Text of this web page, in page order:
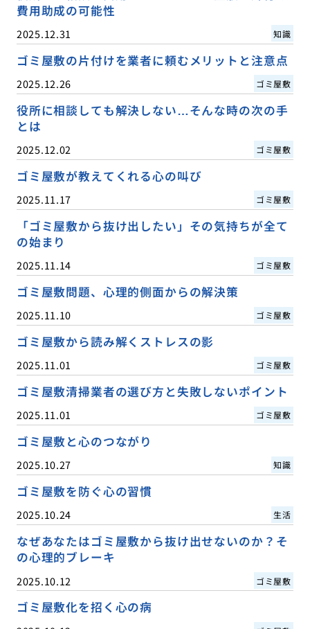
費用助成の可能性
2025.12.31 知識
ゴミ屋敷の片付けを業者に頼むメリットと注意点
2025.12.26 ゴミ屋敷
役所に相談しても解決しない…そんな時の次の手
とは
2025.12.02 ゴミ屋敷
ゴミ屋敷が教えてくれる心の叫び
2025.11.17 ゴミ屋敷
「ゴミ屋敷から抜け出したい」その気持ちが全て
の始まり
2025.11.14 ゴミ屋敷
ゴミ屋敷問題、心理的側面からの解決策
2025.11.10 ゴミ屋敷
ゴミ屋敷から読み解くストレスの影
2025.11.01 ゴミ屋敷
ゴミ屋敷清掃業者の選び方と失敗しないポイント
2025.11.01 ゴミ屋敷
ゴミ屋敷と心のつながり
2025.10.27 知識
ゴミ屋敷を防ぐ心の習慣
2025.10.24 生活
なぜあなたはゴミ屋敷から抜け出せないのか？そ
の心理的ブレーキ
2025.10.12 ゴミ屋敷
ゴミ屋敷化を招く心の病